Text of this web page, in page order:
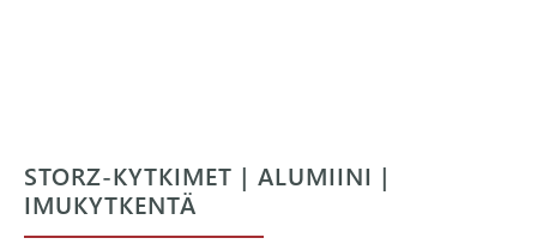
STORZ-KYTKIMET | ALUMIINI |
IMUKYTKENTÄ